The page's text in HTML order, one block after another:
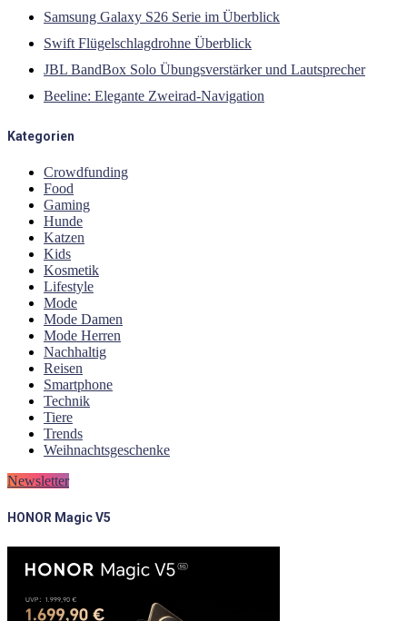
Samsung Galaxy S26 Serie im Überblick
Swift Flügelschlagdrohne Überblick
JBL BandBox Solo Übungsverstärker und Lautsprecher
Beeline: Elegante Zweirad-Navigation
Kategorien
Crowdfunding
Food
Gaming
Hunde
Katzen
Kids
Kosmetik
Lifestyle
Mode
Mode Damen
Mode Herren
Nachhaltig
Reisen
Smartphone
Technik
Tiere
Trends
Weihnachtsgeschenke
Newsletter
HONOR Magic V5